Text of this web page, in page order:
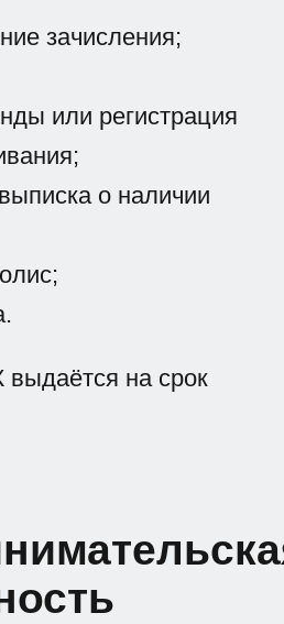
зачисления;
или регистрация
о наличии
на срок